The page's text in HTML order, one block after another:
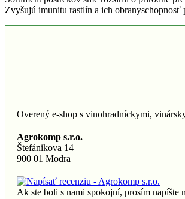
Zvyšujú imunitu rastlín a ich obranyschopnosť
Overený e-shop s vinohradníckymi,
Agrokomp s.r.o.
Štefánikova 14
900 01 Modra
Ak ste boli s nami spokojní, prosím napíšte